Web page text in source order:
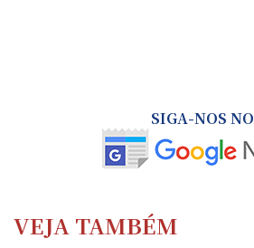
SIGA-NOS NO
VEJA TAMBÉM